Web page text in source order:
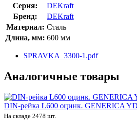
Серия:
DEKraft
Бренд:
DEKraft
Материал: Сталь
Длина, мм: 600 мм
SPRAVKA_3300-1.pdf
Аналогичные товары
DIN-рейка L600 оцинк. GENERICA
На складе 2478 шт.